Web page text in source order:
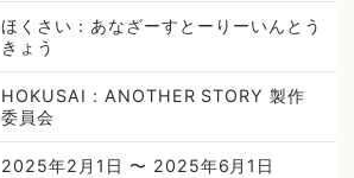
ほくさい：あなざーすとーりーいんとう
きょう
HOKUSAI : ANOTHER STORY 製作
委員会
2025年2月1日 〜 2025年6月1日